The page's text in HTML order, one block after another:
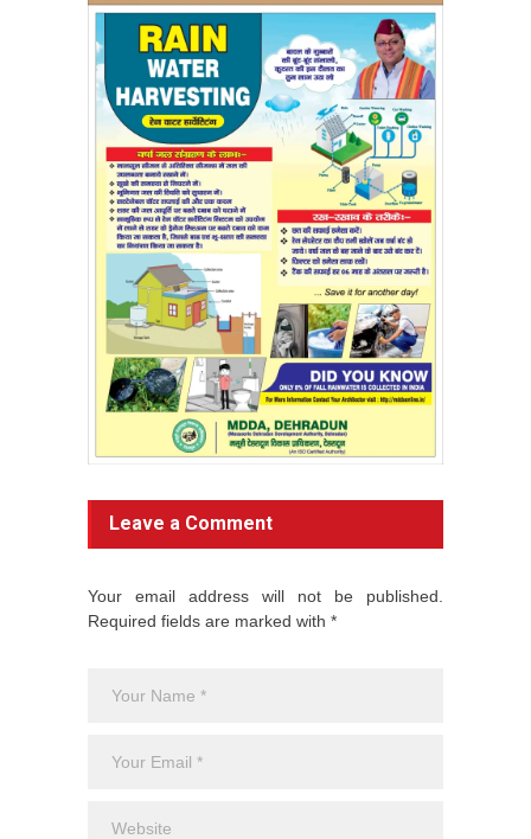
Leave a Comment
Your email address will not be published.
Required fields are marked with *